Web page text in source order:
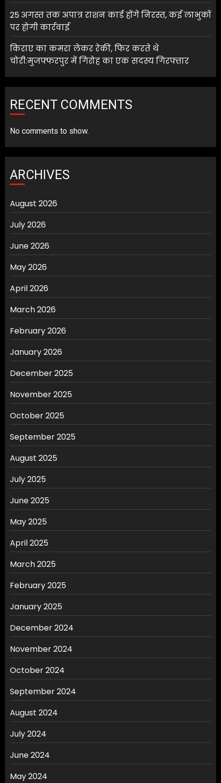
25 अगस्त तक अपात्र राशन कार्ड होंगे निरस्त, कई लाभुकों
पर होगी कार्रवाई
किराए का कमरा लेकर रेकी, फिर करते थे
चोरी:मुजफ्फरपुर में गिरोह का एक सदस्य गिरफ्तार
RECENT COMMENTS
No comments to show.
ARCHIVES
August 2026
July 2026
June 2026
May 2026
April 2026
March 2026
February 2026
January 2026
December 2025
November 2025
October 2025
September 2025
August 2025
July 2025
June 2025
May 2025
April 2025
March 2025
February 2025
January 2025
December 2024
November 2024
October 2024
September 2024
August 2024
July 2024
June 2024
May 2024